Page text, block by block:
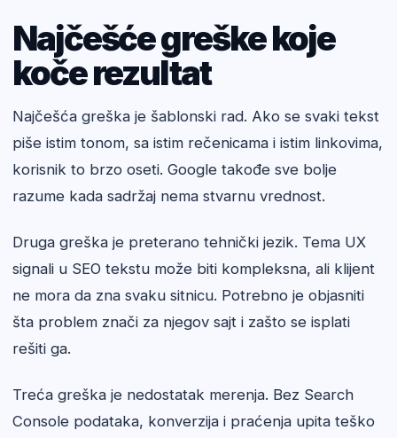
Najčešće greške koje
koče rezultat
Najčešća greška je šablonski rad. Ako se svaki tekst
piše istim tonom, sa istim rečenicama i istim linkovima,
korisnik to brzo oseti. Google takođe sve bolje
razume kada sadržaj nema stvarnu vrednost.
Druga greška je preterano tehnički jezik. Tema UX
signali u SEO tekstu može biti kompleksna, ali klijent
ne mora da zna svaku sitnicu. Potrebno je objasniti
šta problem znači za njegov sajt i zašto se isplati
rešiti ga.
Treća greška je nedostatak merenja. Bez Search
Console podataka, konverzija i praćenja upita teško